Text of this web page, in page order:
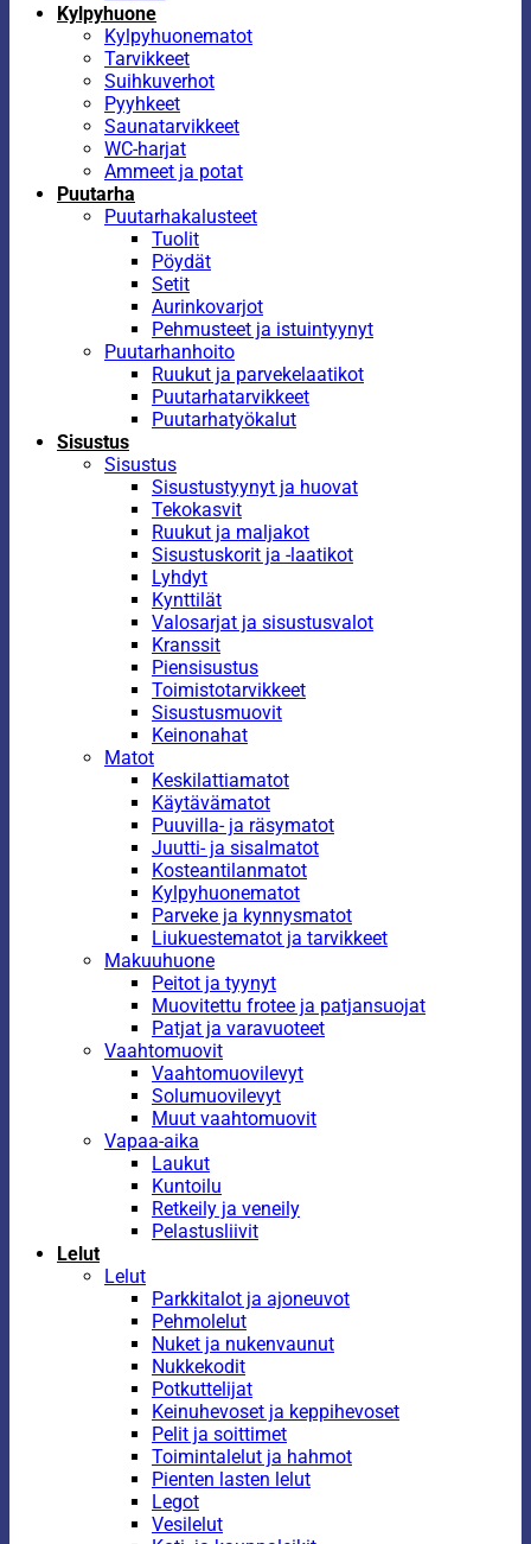
Kylpyhuone
Kylpyhuonematot
Tarvikkeet
Suihkuverhot
Pyyhkeet
Saunatarvikkeet
WC-harjat
Ammeet ja potat
Puutarha
Puutarhakalusteet
Tuolit
Pöydät
Setit
Aurinkovarjot
Pehmusteet ja istuintyynyt
Puutarhanhoito
Ruukut ja parvekelaatikot
Puutarhatarvikkeet
Puutarhatyökalut
Sisustus
Sisustus
Sisustustyynyt ja huovat
Tekokasvit
Ruukut ja maljakot
Sisustuskorit ja -laatikot
Lyhdyt
Kynttilät
Valosarjat ja sisustusvalot
Kranssit
Piensisustus
Toimistotarvikkeet
Sisustusmuovit
Keinonahat
Matot
Keskilattiamatot
Käytävämatot
Puuvilla- ja räsymatot
Juutti- ja sisalmatot
Kosteantilanmatot
Kylpyhuonematot
Parveke ja kynnysmatot
Liukuestematot ja tarvikkeet
Makuuhuone
Peitot ja tyynyt
Muovitettu frotee ja patjansuojat
Patjat ja varavuoteet
Vaahtomuovit
Vaahtomuovilevyt
Solumuovilevyt
Muut vaahtomuovit
Vapaa-aika
Laukut
Kuntoilu
Retkeily ja veneily
Pelastusliivit
Lelut
Lelut
Parkkitalot ja ajoneuvot
Pehmolelut
Nuket ja nukenvaunut
Nukkekodit
Potkuttelijat
Keinuhevoset ja keppihevoset
Pelit ja soittimet
Toimintalelut ja hahmot
Pienten lasten lelut
Legot
Vesilelut